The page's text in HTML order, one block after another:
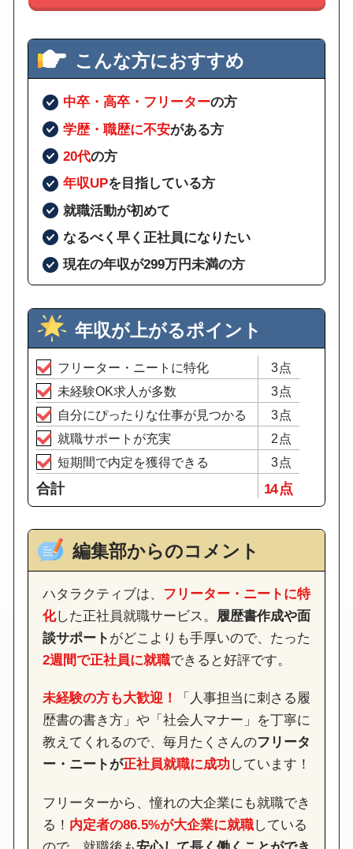
こんな方におすすめ
中卒・高卒・フリーターの方
学歴・職歴に不安がある方
20代の方
年収UPを目指している方
就職活動が初めて
なるべく早く正社員になりたい
現在の年収が299万円未満の方
年収が上がるポイント
フリーター・ニートに特化
3点
未経験OK求人が多数
3点
自分にぴったりな仕事が見つかる
3点
就職サポートが充実
2点
短期間で内定を獲得できる
3点
合計 14 点
編集部からのコメント
ハタラクティブは、 フリーター・ニートに特
化した正社員就職サービス。
履歴書作成や面
談サポート がどこよりも手厚いので、たった
2週間で正社員に就職できると好評です。
未経験の方も大歓迎！
「人事担当に刺さる履
歴書の書き方」や「社会人マナー」を丁寧に
教えてくれるので、毎月たくさんのフリータ
ー・ニートが正社員就職に成功しています！
フリーターから、憧れの大企業にも就職でき
る！ 内定者の86.5%が大企業に就職している